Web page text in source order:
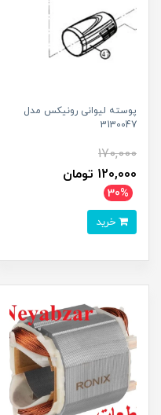
پوسته لیوانی رونیکس مدل
3130047
170,000
120,000 تومان
30%